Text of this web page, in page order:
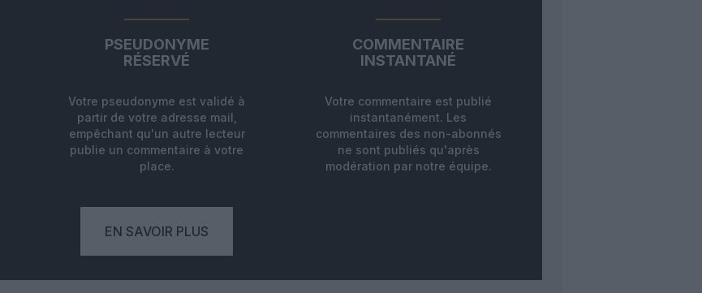
PSEUDONYME
RÉSERVÉ
Votre pseudonyme est validé à
partir de votre adresse mail,
empêchant qu'un autre lecteur
publie un commentaire à votre
place.
COMMENTAIRE
INSTANTANÉ
Votre commentaire est publié
instantanément. Les
commentaires des non-abonnés
ne sont publiés qu'après
modération par notre équipe.
EN SAVOIR PLUS